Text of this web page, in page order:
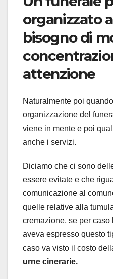
organizzato
bisogno di
attenzione
Naturalmente poi
organizzazione del
viene in mente e poi
anche i servizi.
Diciamo che ci sono
essere evitate e che
comunicazione al
quelle relative alla
cremazione, se per
aveva espresso questo
caso va visto il costo
urne cinerarie.